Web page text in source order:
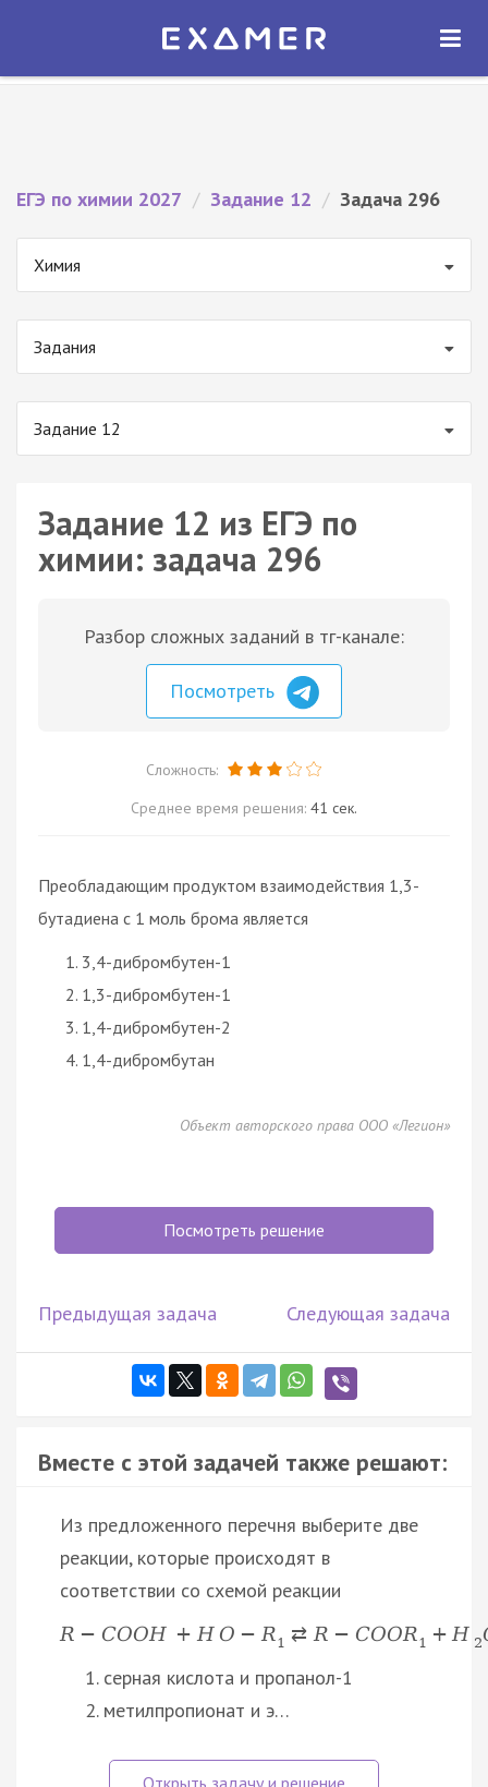
Экзамер — ЕГЭ 2027
ОТКРЫТЬ
ЕГЭ по химии 2027 / Задание 12 / Задача 296
Химия
Задания
Задание 12
Задание 12 из ЕГЭ по
химии: задача 296
Разбор сложных заданий в тг-канале:
Посмотреть
Сложность:
Среднее время решения: 41 сек.
Преобладающим продуктом взаимодействия 1,3-
бутадиена с 1 моль брома является
3,4-дибромбутен-1
1,3-дибромбутен-1
1,4-дибромбутен-2
1,4-дибромбутан
Объект авторского права ООО «Легион»
Посмотреть решение
Предыдущая задача Следующая задача
Вместе с этой задачей также решают:
Из предложенного перечня выберите две
реакции, которые происходят в
соответствии со схемой реакции
R − COOH + H O − R1 ⇄ R − COOR1 + H 2
серная кислота и пропанол-1
метилпропионат и э…